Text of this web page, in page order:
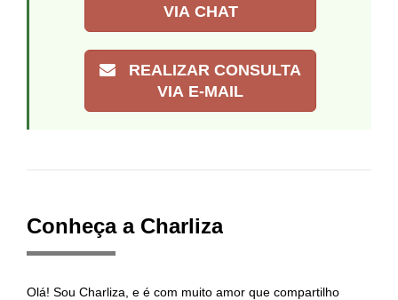
VIA CHAT
REALIZAR CONSULTA
VIA E-MAIL
Conheça a Charliza
Olá! Sou Charliza, e é com muito amor que compartilho